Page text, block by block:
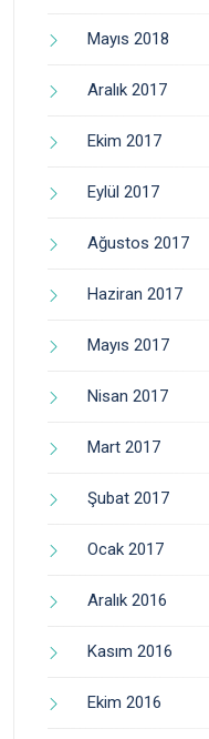
Mayıs 2018
Aralık 2017
Ekim 2017
Eylül 2017
Ağustos 2017
Haziran 2017
Mayıs 2017
Nisan 2017
Mart 2017
Şubat 2017
Ocak 2017
Aralık 2016
Kasım 2016
Ekim 2016